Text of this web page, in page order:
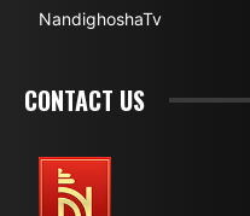
NandighoshaTv
CONTACT US